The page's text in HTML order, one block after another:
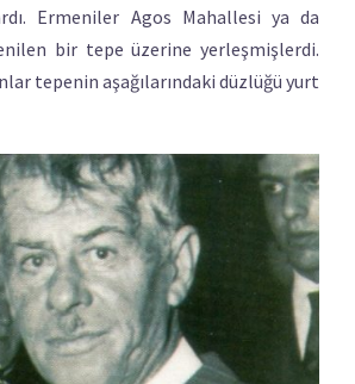
Ermeniler Agos Mahallesi ya da
bir tepe üzerine yerleşmişlerdi.
tepenin aşağılarındaki düzlüğü yurt